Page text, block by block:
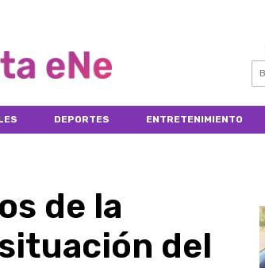
DEPORTES ENTRETENIMIENTO
de la
del